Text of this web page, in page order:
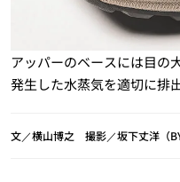
アッパーのベースには目の
発生した水蒸気を適切に排
文／横山博之 撮影／坂下丈洋（